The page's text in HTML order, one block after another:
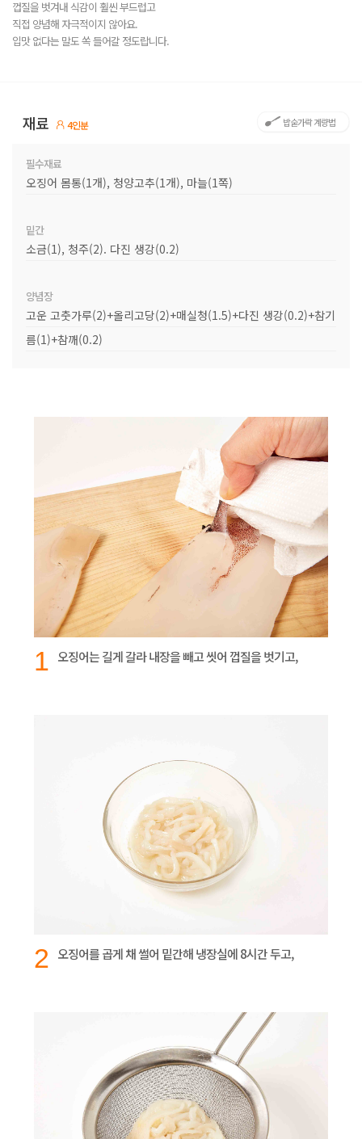
껍질을 벗겨내 식감이 훨씬 부드럽고
직접 양념해 자극적이지 않아요.
입맛 없다는 말도 쏙 들어갈 정도랍니다.
재료 4인분 밥숟가락 계량법
필수재료
오징어 몸통(1개), 청양고추(1개), 마늘(1쪽)
밑간
소금(1), 청주(2). 다진 생강(0.2)
양념장
고운 고춧가루(2)+올리고당(2)+매실청(1.5)+다진 생강(0.2)+참기
름(1)+참깨(0.2)
1 오징어는 길게 갈라 내장을 빼고 씻어 껍질을 벗기고,
2 오징어를 곱게 채 썰어 밑간해 냉장실에 8시간 두고,